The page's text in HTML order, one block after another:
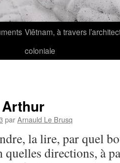
Viêtnam, à travers
coloniale
Arthur
parArnauld Le Brusq
la lire, par quel
quelles directions, à